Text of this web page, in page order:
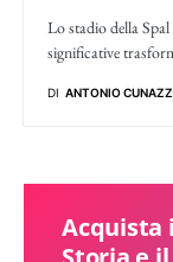
Lo stadio della
significative
DI ANTONIO
Acquista